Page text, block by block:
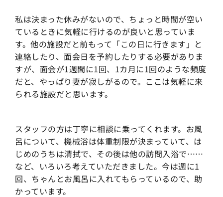
私は決まった休みがないので、ちょっと時間が空い
ているときに気軽に行けるのが良いと思っていま
す。他の施設だと前もって「この日に行きます」と
連絡したり、面会日を予約したりする必要がありま
すが、面会が1週間に1回、1カ月に1回のような頻度
だと、やっぱり妻が寂しがるので。ここは気軽に来
られる施設だと思います。
スタッフの方は丁寧に相談に乗ってくれます。お風
呂について、機械浴は体重制限が決まっていて、は
じめのうちは清拭で、その後は他の訪問入浴で……
など、いろいろ考えていただきました。今は週に1
回、ちゃんとお風呂に入れてもらっているので、助
かっています。